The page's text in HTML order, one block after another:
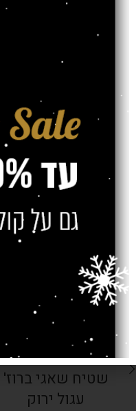
צרו קשר
מוצרים קשורים
שטיח שאגי ברוז'
עגול ירוק